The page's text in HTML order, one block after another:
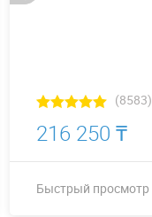
(8583)
216 250 ₸
Быстрый просмотр